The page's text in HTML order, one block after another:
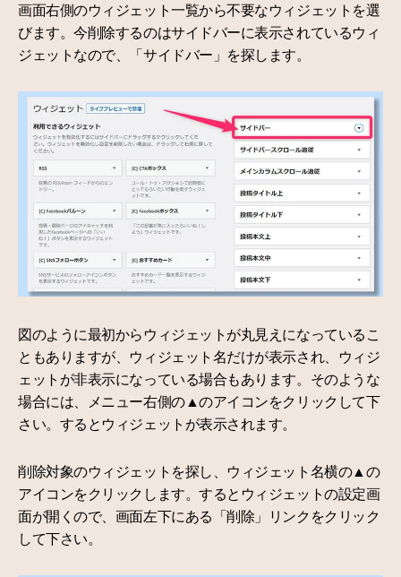
画面右側のウィジェット一覧から不要なウィジェットを選
びます。今削除するのはサイドバーに表示されているウィ
ジェットなので、「サイドバー」を探します。
図のように最初からウィジェットが丸見えになっているこ
ともありますが、ウィジェット名だけが表示され、ウィジ
ェットが非表示になっている場合もあります。そのような
場合には、メニュー右側の▲のアイコンをクリックして下
さい。するとウィジェットが表示されます。
削除対象のウィジェットを探し、ウィジェット名横の▲の
アイコンをクリックします。するとウィジェットの設定画
面が開くので、画面左下にある「削除」リンクをクリック
して下さい。